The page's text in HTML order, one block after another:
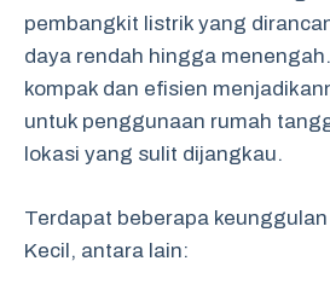
pembangkit listrik yang
daya rendah hingga
kompak dan efisien
untuk penggunaan rumah
lokasi yang sulit dijangkau.
Terdapat beberapa
Kecil, antara lain: